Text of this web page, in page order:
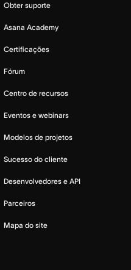
Obter suporte
Asana Academy
Certificações
Fórum
Centro de recursos
Eventos e webinars
Modelos de projetos
Sucesso do cliente
Desenvolvedores e API
Parceiros
Mapa do site